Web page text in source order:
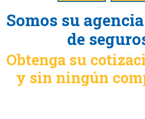
Somos su
de
Obtenga su
y sin ningún